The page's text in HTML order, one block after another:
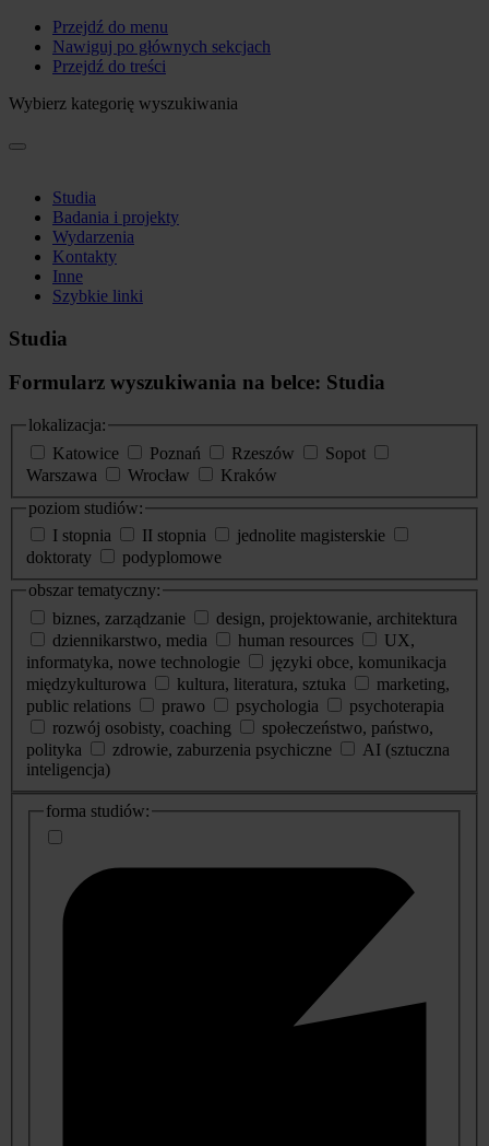
Przejdź do menu
Nawiguj po głównych sekcjach
Przejdź do treści
Wybierz kategorię wyszukiwania
Studia
Badania i projekty
Wydarzenia
Kontakty
Inne
Szybkie linki
Studia
Formularz wyszukiwania na belce: Studia
lokalizacja:
Katowice
Poznań Rzeszów
Sopot
Warszawa
Wrocław
Kraków
poziom studiów:
I stopnia
II stopnia
jednolite magisterskie
doktoraty
podyplomowe
obszar tematyczny:
biznes, zarządzanie
design, projektowanie, architektura
dziennikarstwo, media
human resources
UX,
informatyka, nowe technologie
języki obce, komunikacja
międzykulturowa
kultura, literatura, sztuka
marketing,
public relations
prawo psychologia
psychoterapia
rozwój osobisty, coaching
społeczeństwo, państwo,
polityka
zdrowie, zaburzenia psychiczne
AI (sztuczna
inteligencja)
dodatkowe
informacje
forma studiów: